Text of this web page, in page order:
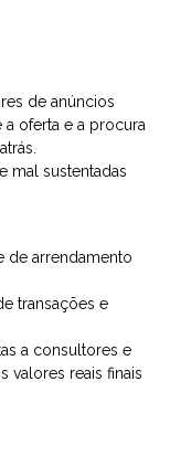
de anúncios
oferta e a procura
mal sustentadas
de arrendamento
transações e
a consultores e
valores reais finais